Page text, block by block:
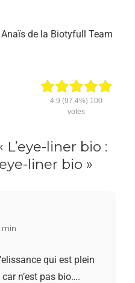
Anaïs de la Biotyfull Team
4.9 (97.4%) 100
votes
liner bio :
liner bio »
min
qui est plein
n’est pas bio….